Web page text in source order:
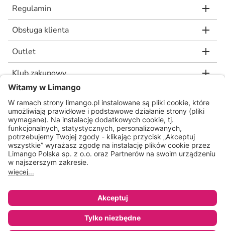
Regulamin
Obsługa klienta
Outlet
Klub zakupowy
limango.de limango.nl
* Rekomendowana, niewiążąca cena detaliczna producenta, jaką wskazał nam
nasz dostawca. Wartość procentowa oznacza różnicę pomiędzy naszą ceną a